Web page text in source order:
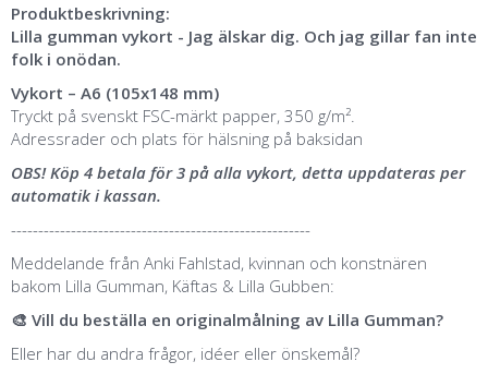
Produktbeskrivning:
Lilla gumman vykort - Jag älskar dig. Och jag gillar fan inte
folk i onödan.
Vykort – A6 (105x148 mm)
Tryckt på svenskt FSC-märkt papper, 350 g/m².
Adressrader och plats för hälsning på baksidan
OBS! Köp 4 betala för 3 på alla vykort, detta uppdateras per
automatik i kassan.
-------------------------------------------------------
Meddelande från Anki Fahlstad, kvinnan och konstnären
bakom Lilla Gumman, Käftas & Lilla Gubben:
🎨 Vill du beställa en originalmålning av Lilla Gumman?
Eller har du andra frågor, idéer eller önskemål?